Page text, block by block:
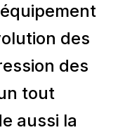
des
des
tout
aussi la